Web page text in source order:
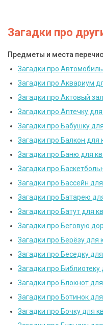
Загадки про
Предметы и места
Загадки про
Загадки про Аквариум
Загадки про Актовый
Загадки про Аптечку для
Загадки про Бабушку
Загадки про Балкон для
Загадки про Баню для
Загадки про
Загадки про Бассейн
Загадки про Батарею
Загадки про Батут для
Загадки про Беговую
Загадки про Берёзу для
Загадки про Беседку
Загадки про Библиотеку
Загадки про Блокнот
Загадки про Ботинок
Загадки про Бочку для